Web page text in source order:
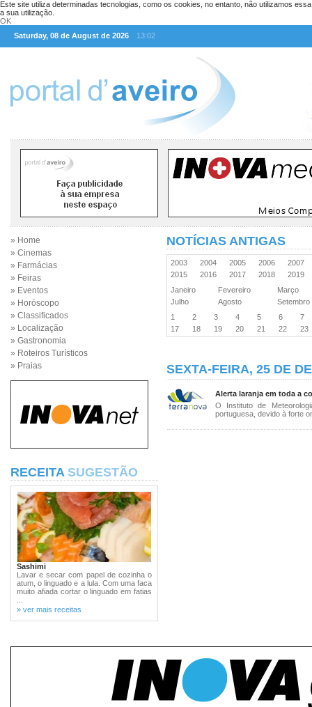
Este site utiliza determinadas tecnologias, como os cookies, no entanto, não utilizamos
a sua utilização.
OK
Saturday, 08 de August de 2026
13:02
» Home
» Cinemas
» Farmácias
» Feiras
» Eventos
» Horóscopo
» Classificados
» Localização
» Gastronomia
» Roteiros Turísticos
» Praias
RECEITA SUGESTÃO
Sashimi
Lavar e secar com papel de cozinha o
atum, o linguado e a lula. Com uma faca
muito afiada cortar o linguado em fatias
» ver mais receitas
NOTÍCIAS ANTIGAS
2003 2004 2005 2006
2007
2015
2016 2017 2018
2019
Janeiro
Fevereiro
Março
Julho
Agosto
1
2 3 4 5 6
7
17
18 19 20 21 22 23
SEXTA-FEIRA, 25 DE
Alerta laranja em toda a
O Instituto de
portuguesa, devido à forte